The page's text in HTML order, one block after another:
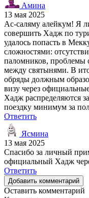
Амина
13 мая 2025
Ас-саляму алейкум! Я
совершить Хадж по
удалось попасть в
сложностями:
паломников, проблемы
между святынями. В
обряды должным
визу через
Хадж распределяются
поездку минимум за
Ответить
Ясмина
13 мая 2025
Спасибо за личный
официальный Хадж
Ответить
Добавить комментарий
Оставить комментарий